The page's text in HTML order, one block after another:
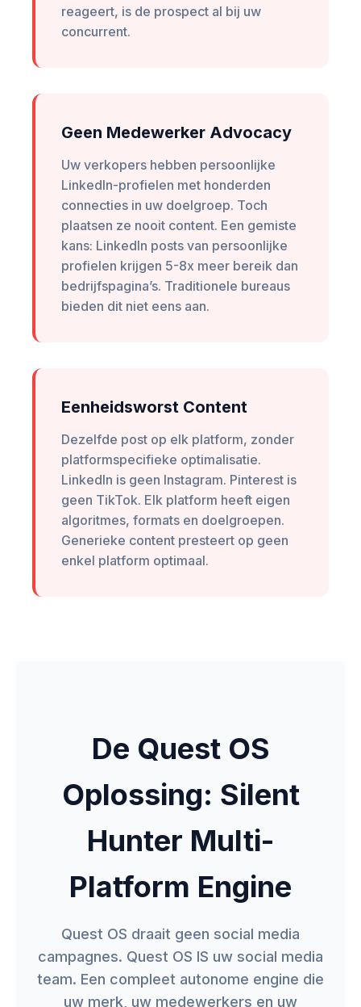
reageert, is de prospect al bij uw
concurrent.
Geen Medewerker Advocacy
Uw verkopers hebben persoonlijke
LinkedIn-profielen met honderden
connecties in uw doelgroep. Toch
plaatsen ze nooit content. Een gemiste
kans: LinkedIn posts van persoonlijke
profielen krijgen 5-8x meer bereik dan
bedrijfspagina’s. Traditionele bureaus
bieden dit niet eens aan.
Eenheidsworst Content
Dezelfde post op elk platform, zonder
platformspecifieke optimalisatie.
LinkedIn is geen Instagram. Pinterest is
geen TikTok. Elk platform heeft eigen
algoritmes, formats en doelgroepen.
Generieke content presteert op geen
enkel platform optimaal.
De Quest OS
Oplossing: Silent
Hunter Multi-
Platform Engine
Quest OS draait geen social media
campagnes. Quest OS IS uw social media
team. Een compleet autonome engine die
uw merk, uw medewerkers en uw